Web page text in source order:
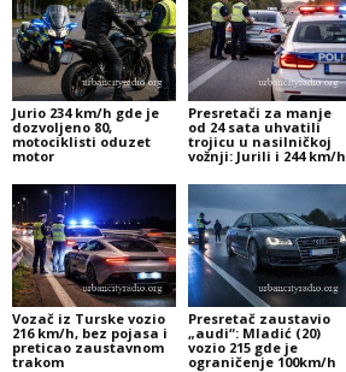
Jurio 234 km/h gde je
dozvoljeno 80,
motociklisti oduzet
motor
Presretači za manje
od 24 sata uhvatili
trojicu u nasilničkoj
vožnji: Jurili i 244 km/h
Vozač iz Turske vozio
216 km/h, bez pojasa i
preticao zaustavnom
trakom
Presretač zaustavio
„audi“: Mladić (20)
vozio 215 gde je
ograničenje 100km/h